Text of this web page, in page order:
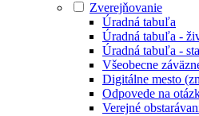
Zverejňovanie
Úradná tabuľa
Úradná tabuľa -
Úradná tabuľa -
Všeobecne
Digitálne mesto
Odpovede na
Verejné